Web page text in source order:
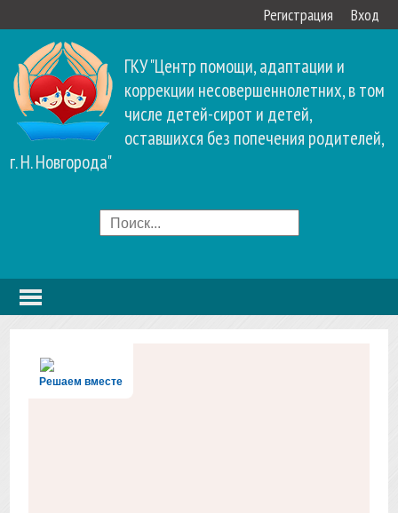
Вход
Регистрация
ГКУ "Центр помощи, адаптации и
коррекции несовершеннолетних, в том
числе детей-сирот и детей,
оставшихся без попечения родителей,
г. Н. Новгорода"
Решаем вместе